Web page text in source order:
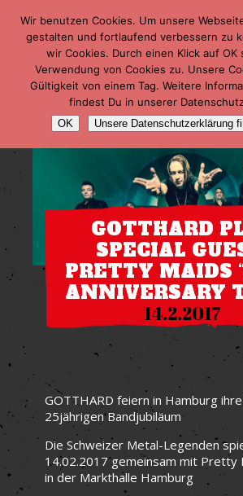
GOTTHARD
SPECIAL
PRETTY MAIDS
ANNIVERSARY
14.2.2017
GOTTHARD feiern in Hamburg
25jährigen Bandjubiläum
Die Schweizer Metal-Legenden
14.02.2017 gemeinsam mit Pretty
in der Markthalle Hamburg
Wir benutzen Cookies. Um unsere
gestalten und fortlaufend verbessern zu
wir Cookies. Durch einen Klick auf OK
Verwendung von Cookies zu. Unsere
Gültigkeit von einem Tag. Weitere
findest Du in unserer
OK Unsere Datenschutzerklärung